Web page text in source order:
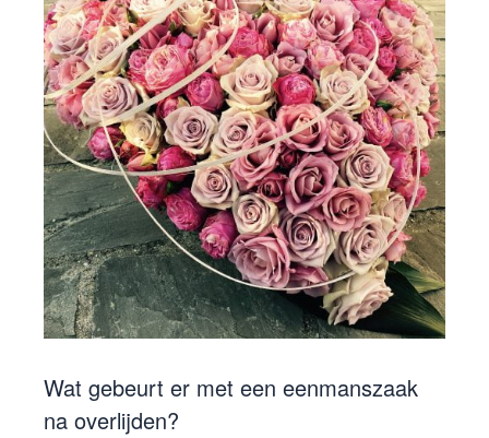
Wat gebeurt er met een eenmanszaak
na overlijden?